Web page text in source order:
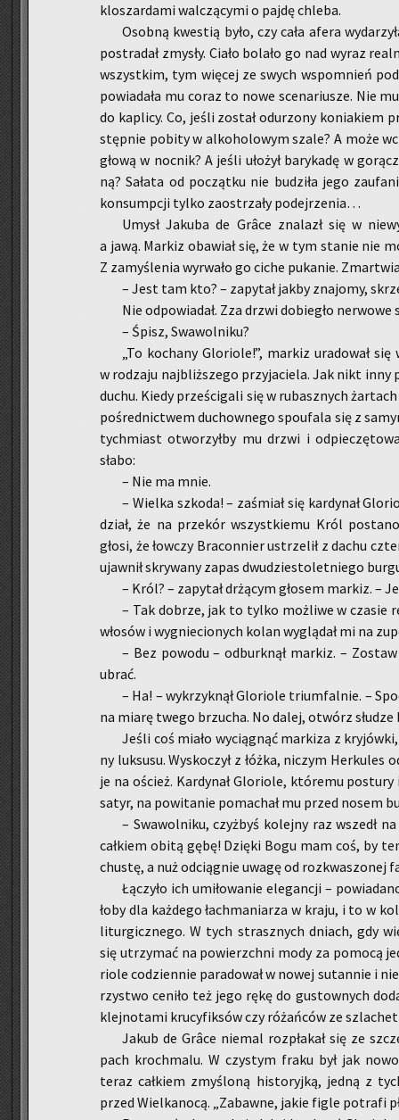
klo­szar­da­mi wal­czą­cy­mi o pajdę chle­ba.
Osob­ną kwe­stią było, czy cała afera
po­stra­dał zmy­sły. Ciało bo­la­ło go nad wyraz
wszyst­kim, tym wię­cej ze swych wspo­mnień
po­wia­da­ła mu coraz to nowe sce­na­riu­sze. Nie
do ka­pli­cy. Co, jeśli zo­stał odu­rzo­ny ko­nia­kiem
stęp­nie po­bi­ty w al­ko­ho­lo­wym szale? A może
głową w noc­nik? A jeśli uło­żył ba­ry­ka­dę w
ną? Sa­ła­ta od po­cząt­ku nie bu­dzi­ła jego
kon­sump­cji tylko za­ostrza­ły po­dej­rze­nia…
Umysł Ja­ku­ba de Grâce zna­lazł się w
a jawą. Mar­kiz oba­wiał się, że w tym sta­nie nie
Z za­my­śle­nia wy­rwa­ło go ciche pu­ka­nie.
– Jest tam kto? – za­py­tał jakby zna­jo­my,
Nie od­po­wia­dał. Zza drzwi do­bie­gło ner­wo­we
– Śpisz, Swa­wol­ni­ku?
„To ko­cha­ny Glo­rio­le!”, mar­kiz ura­do­wał
w ro­dza­ju naj­bliż­sze­go przy­ja­cie­la. Jak nikt inny
duchu. Kiedy prze­ści­ga­li się w ru­basz­nych
po­śred­nic­twem du­chow­ne­go spo­ufa­la się z
tych­miast otwo­rzył­by mu drzwi i
słabo:
– Nie ma mnie.
– Wiel­ka szko­da! – za­śmiał się kar­dy­nał
dział, że na prze­kór wszyst­kie­mu Król
głosi, że łow­czy Bra­con­nier ustrze­lił z dachu
ujaw­nił skry­wa­ny zapas dwu­dzie­sto­let­nie­go
– Król? – za­py­tał drżą­cym gło­sem mar­kiz. –
– Tak do­brze, jak to tylko moż­li­we w cza­sie
wło­sów i wy­gnie­cio­nych kolan wy­glą­dał mi na
– Bez po­wo­du – od­burk­nął mar­kiz. –
ubrać.
– Ha! – wy­krzyk­nął Glo­rio­le trium­fal­nie. –
na miarę twego brzu­cha. No dalej, otwórz słu­dze
Jeśli coś miało wy­cią­gnąć mar­ki­za z
ny luk­su­su. Wy­sko­czył z łóżka, ni­czym Her­ku­les
je na oścież. Kar­dy­nał Glo­rio­le, któ­re­mu
satyr, na po­wi­ta­nie po­ma­chał mu przed nosem
– Swa­wol­ni­ku, czyż­byś ko­lej­ny raz wszedł
cał­kiem obitą gębę! Dzię­ki Bogu mam coś, by
chu­s­tę, a nuż od­cią­gnie uwagę od roz­kwa­szo­nej
Łą­czy­ło ich umi­ło­wa­nie ele­gan­cji –
ło­by dla każ­de­go łach­ma­nia­rza w kraju, i to w
li­tur­gicz­ne­go. W tych strasz­nych dniach, gdy
się utrzy­mać na po­wierzch­ni mody za po­mo­cą
rio­le co­dzien­nie pa­ra­do­wał w nowej su­tan­nie i
rzy­stwo ce­ni­ło też jego rękę do gu­stow­nych
klej­no­ta­mi kru­cy­fik­sów czy ró­żań­ców ze
Jakub de Grâce nie­mal roz­pła­kał się ze
pach kroch­ma­lu. W czy­stym fraku był jak
teraz cał­kiem zmy­ślo­ną hi­sto­ryj­ką, jedną z
przed Wiel­ka­no­cą. „Za­baw­ne, jakie figle po­tra­fi